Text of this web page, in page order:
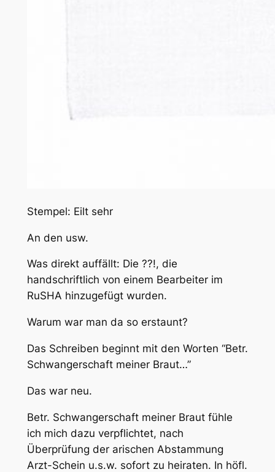
Stempel: Eilt sehr
An den usw.
Was direkt auffällt: Die ??!, die
handschriftlich von einem Bearbeiter im
RuSHA hinzugefügt wurden.
Warum war man da so erstaunt?
Das Schreiben beginnt mit den Worten “Betr.
Schwangerschaft meiner Braut…”
Das war neu.
Betr. Schwangerschaft meiner Braut fühle
ich mich dazu verpflichtet, nach
Überprüfung der arischen Abstammung
Arzt-Schein u.s.w. sofort zu heiraten. In höfl.